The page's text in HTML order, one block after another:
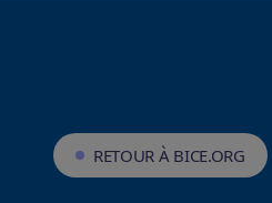
RETOUR À BICE.ORG